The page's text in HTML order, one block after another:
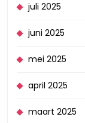
juli 2025
juni 2025
mei 2025
april 2025
maart 2025